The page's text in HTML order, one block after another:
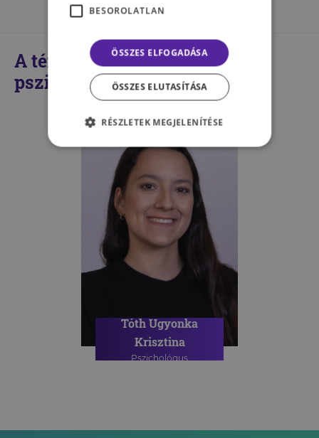
A témában kompetens
pszichológusaink
Tóth Ugyonka
Krisztina
Pszichológus
BESOROLATLAN
ÖSSZES ELFOGADÁSA
ÖSSZES ELUTASÍTÁSA
RÉSZLETEK MEGJELENÍTÉSE